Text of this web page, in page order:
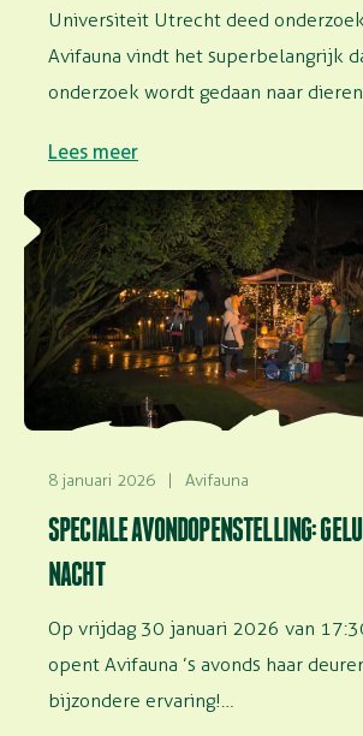
Universiteit Utrecht deed
Avifauna vindt het superbelangrijk
onderzoek wordt gedaan naar
Lees meer
8 januari 2026 | Avifauna
SPECIALE AVONDOPENSTELLING:
NACHT
Op vrijdag 30 januari 2026 van
opent Avifauna ’s avonds haar
bijzondere ervaring!…
Lees meer over Speciale
van de nacht